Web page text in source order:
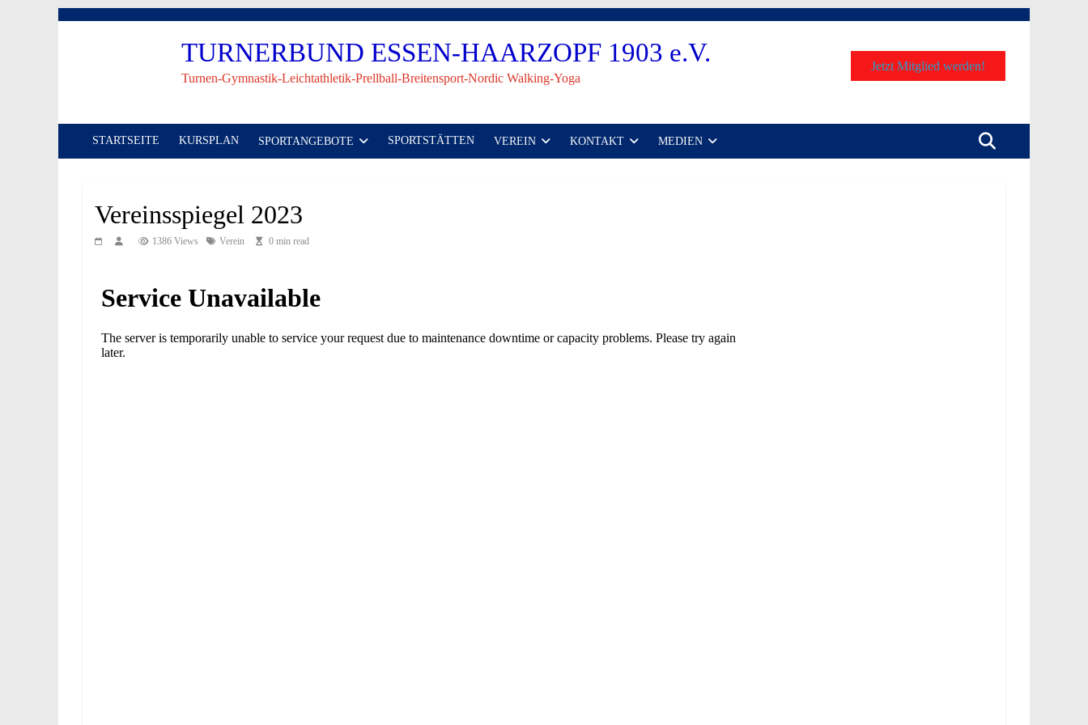
TURNERBUND ESSEN-HAARZOPF 1903 e.V.
Turnen-Gymnastik-Leichtathletik-Prellball-Breitensport-Nordic Walking-Yoga
Jetzt Mitglied werden!
STARTSEITE KURSPLAN SPORTANGEBOTE SPORTSTÄTTEN VEREIN KONTAKT MEDIEN
Vereinsspiegel 2023
1386 Views Verein 0 min read